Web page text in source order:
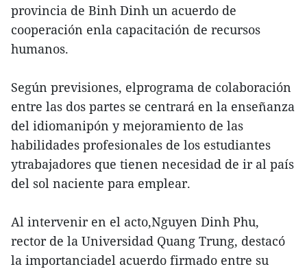
provincia de Binh Dinh un acuerdo de
cooperación enla capacitación de recursos
humanos.
Según previsiones, elprograma de colaboración
entre las dos partes se centrará en la enseñanza
del idiomanipón y mejoramiento de las
habilidades profesionales de los estudiantes
ytrabajadores que tienen necesidad de ir al país
del sol naciente para emplear.
Al intervenir en el acto,Nguyen Dinh Phu,
rector de la Universidad Quang Trung, destacó
la importanciadel acuerdo firmado entre su